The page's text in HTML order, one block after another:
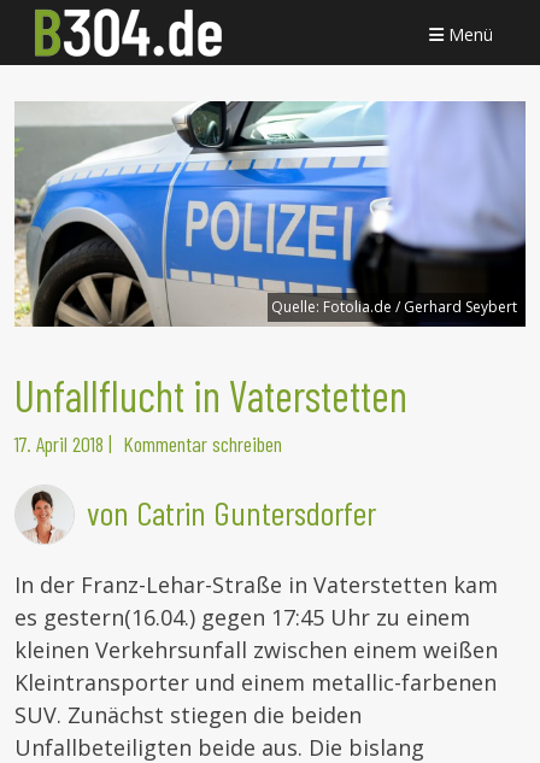
Menü
Quelle: Fotolia.de / Gerhard Seybert
Unfallflucht in Vaterstetten
17. April 2018 | Kommentar schreiben
von Catrin Guntersdorfer
In der Franz-Lehar-Straße in Vaterstetten kam
es gestern(16.04.) gegen 17:45 Uhr zu einem
kleinen Verkehrsunfall zwischen einem weißen
Kleintransporter und einem metallic-farbenen
SUV. Zunächst stiegen die beiden
Unfallbeteiligten beide aus. Die bislang